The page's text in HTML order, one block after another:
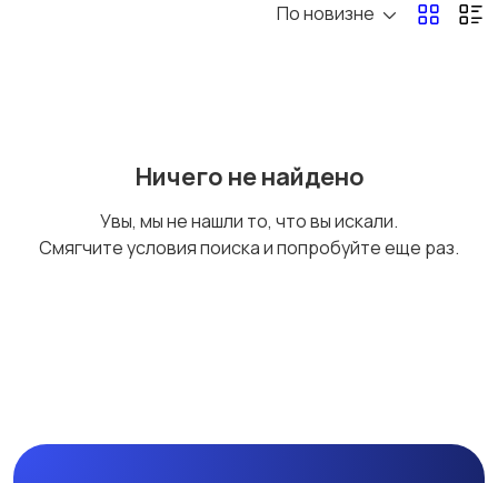
По новизне
Ничего не найдено
Увы, мы не нашли то, что вы искали.
Смягчите условия поиска и попробуйте еще раз.